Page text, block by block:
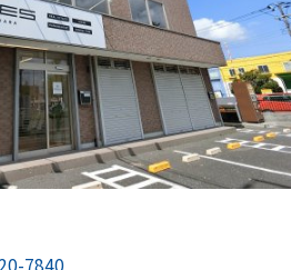
7840